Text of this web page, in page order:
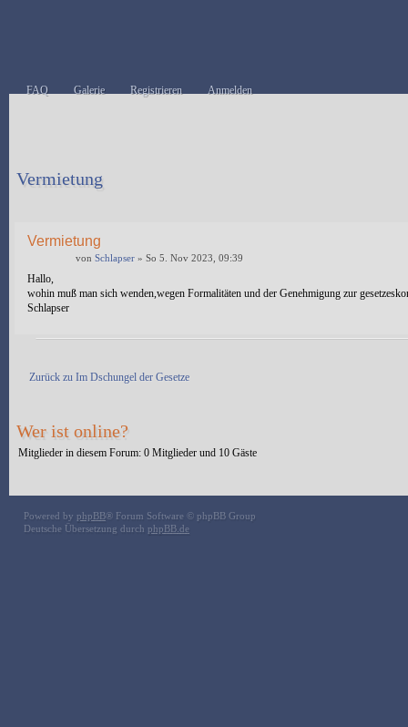
FAQ Galerie Registrieren Anmelden
Vermietung
Vermietung
von Schlapser » So 5. Nov 2023, 09:39
Hallo,
wohin muß man sich wenden,wegen Formalitäten und der Genehmigung zur
Schlapser
Zurück zu Im Dschungel der Gesetze
Wer ist online?
Mitglieder in diesem Forum: 0 Mitglieder und 10 Gäste
Powered by phpBB® Forum Software © phpBB Group
Deutsche Übersetzung durch phpBB.de